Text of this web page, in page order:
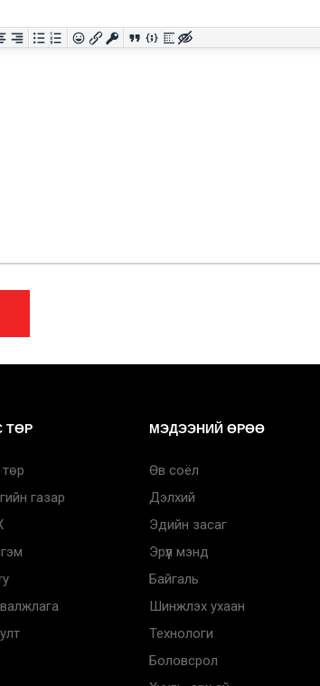
ТӨР
газар
МЭДЭЭНИЙ ӨРӨӨ
Өв соёл
Дэлхий
Эдийн засаг
Эрүүл мэнд
Байгаль
Шинжлэх ухаан
Технологи
Боловсрол